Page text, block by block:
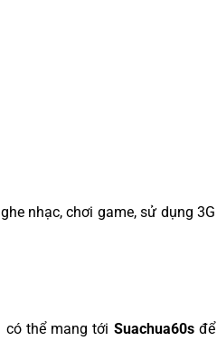
nhạc, chơi game, sử dụng 3G
có thể mang tới Suachua60sđể